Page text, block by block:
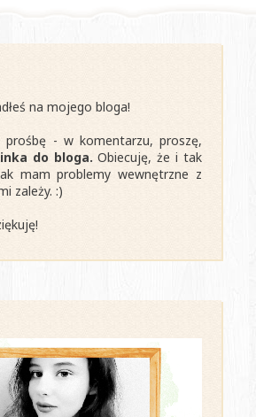
na mojego bloga!
prośbę - w komentarzu, proszę,
do bloga. Obiecuję, że i tak
mam problemy wewnętrzne z
zależy. :)